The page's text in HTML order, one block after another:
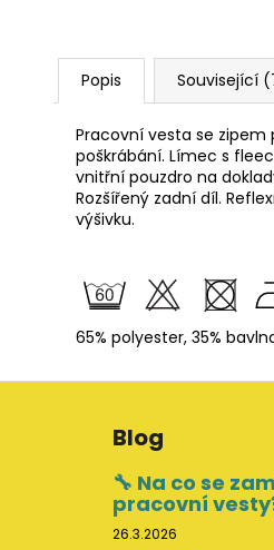
Popis Související
Pracovní vesta se
poškrábání. Límec s
vnitřní pouzdro na
Rozšířený zadní díl.
výšivku.
65% polyester, 35%
Blog
🔧 Na co se
pracovní
26.3.2026